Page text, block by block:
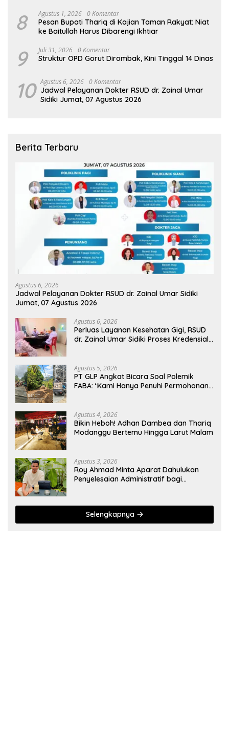
8 Agustus 1, 2026 0 Komentar
Pesan Bupati Thariq di Kajian Taman Rakyat: Niat
ke Baitullah Harus Dibarengi Ikhtiar
9 Juli 31, 2026 0 Komentar
Struktur OPD Gorut Dirombak, Kini Tinggal 14 Dinas
10 Agustus 6, 2026 0 Komentar
Jadwal Pelayanan Dokter RSUD dr. Zainal Umar
Sidiki Jumat, 07 Agustus 2026
Berita Terbaru
Agustus 6, 2026
Jadwal Pelayanan Dokter RSUD dr. Zainal Umar Sidiki
Jumat, 07 Agustus 2026
Agustus 6, 2026
Perluas Layanan Kesehatan Gigi, RSUD
dr. Zainal Umar Sidiki Proses Kredensial
Agustus 5, 2026
PT GLP Angkat Bicara Soal Polemik
FABA: ‘Kami Hanya Penuhi Permohonan
Agustus 4, 2026
Bikin Heboh! Adhan Dambea dan Thariq
Modanggu Bertemu Hingga Larut Malam
Agustus 3, 2026
Roy Ahmad Minta Aparat Dahulukan
Penyelesaian Administratif bagi
Selengkapnya